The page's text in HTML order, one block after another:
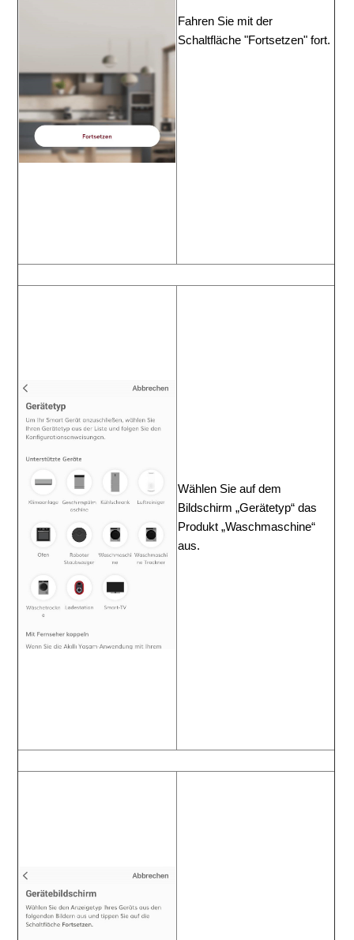
Fahren Sie mit der
Schaltfläche "Fortsetzen" fort.
Wählen Sie auf dem
Bildschirm „Gerätetyp“ das
Produkt „Waschmaschine“
aus.